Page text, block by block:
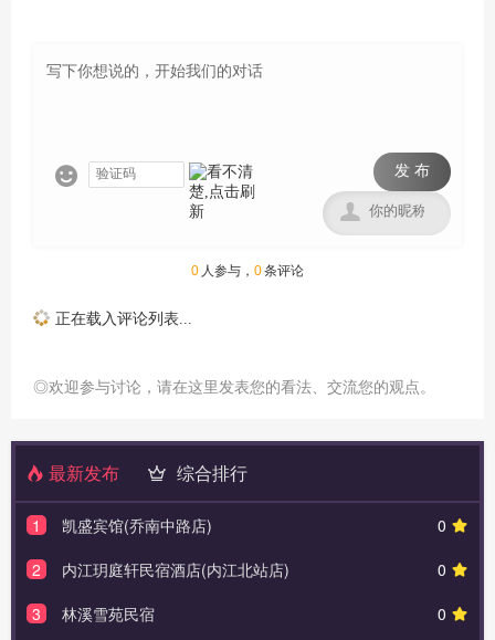
 发 布

0 人参与， 0条评论
正在载入评论列表...
◎欢迎参与讨论，请在这里发表您的看法、交流您的观点。
最新发布 综合排行
0
1
凯盛宾馆(乔南中路店)
0
2
内江玥庭轩民宿酒店(内江北站店)
0
3
林溪雪苑民宿